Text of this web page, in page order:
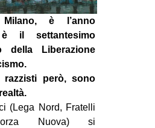
ALL’ABITARE
GENERI
è l’anno
è il settantesimo
della Liberazione
razzisti però, sono
(Lega Nord, Fratelli
Nuova) si